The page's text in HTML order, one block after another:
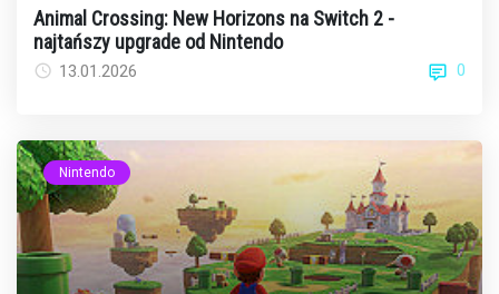
Animal Crossing: New Horizons na Switch 2 -
najtańszy upgrade od Nintendo
13.01.2026 0
Nintendo